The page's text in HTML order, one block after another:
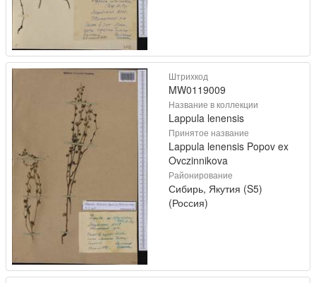
Штрихкод
MW0119009
Название в коллекции
Lappula lenensis
Принятое название
Lappula lenensis Popov ex
Ovczinnikova
Районирование
Сибирь, Якутия (S5)
(Россия)